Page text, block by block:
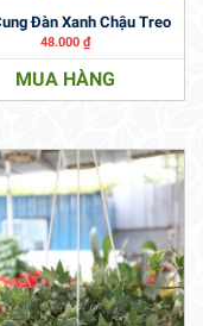
Đàn Xanh Chậu Treo
48.000₫
MUA HÀNG